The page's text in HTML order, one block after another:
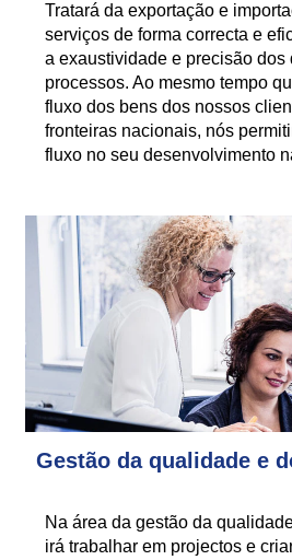
Tratará da exportação e
serviços de forma correcta e
a exaustividade e precisão dos
processos. Ao mesmo tempo
fluxo dos bens dos nossos
fronteiras nacionais, nós
fluxo no seu desenvolvimento
Gestão da qualidade e
Na área da gestão da
irá trabalhar em projectos e